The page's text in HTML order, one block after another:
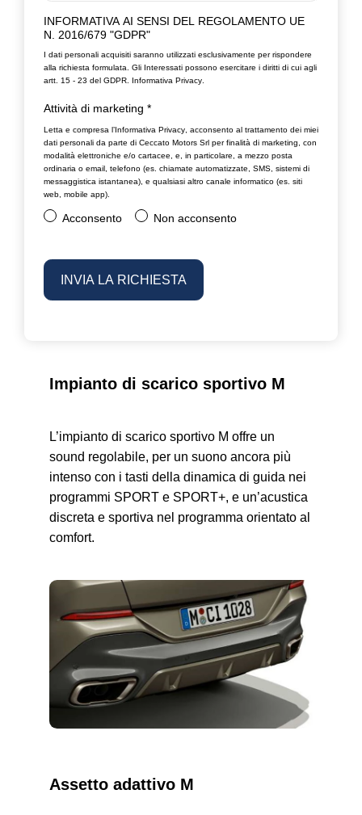
INFORMATIVA AI SENSI DEL REGOLAMENTO UE
N. 2016/679 "GDPR"
I dati personali acquisiti saranno utilizzati esclusivamente per rispondere
alla richiesta formulata. Gli Interessati possono esercitare i diritti di cui agli
artt. 15 - 23 del GDPR. Informativa Privacy.
Attività di marketing *
Letta e compresa l’Informativa Privacy, acconsento al trattamento dei miei
dati personali da parte di Ceccato Motors Srl per finalità di marketing, con
modalità elettroniche e/o cartacee, e, in particolare, a mezzo posta
ordinaria o email, telefono (es. chiamate automatizzate, SMS, sistemi di
messaggistica istantanea), e qualsiasi altro canale informatico (es. siti
web, mobile app).
Acconsento Non acconsento
Impianto di scarico sportivo M
L’impianto di scarico sportivo M offre un
sound regolabile, per un suono ancora più
intenso con i tasti della dinamica di guida nei
programmi SPORT e SPORT+, e un’acustica
discreta e sportiva nel programma orientato al
comfort.
Assetto adattivo M